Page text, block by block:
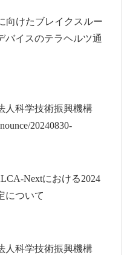
向けたブレイクスルー
イスのテラヘルツ通
科学技術振興機構
20240830-
Nextにおける2024
について
科学技術振興機構